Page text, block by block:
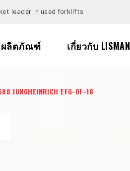
leader in used forklifts
ผลิตภัณฑ์ เกี่ยวกับ LISMAN
JUNGHEINRICH EFG-DF-18